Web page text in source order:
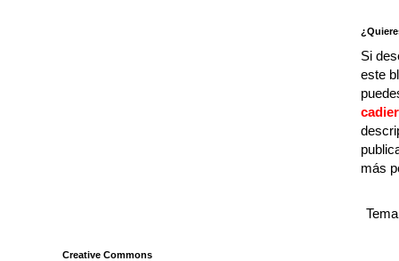
Si
este
más
Creative Commons